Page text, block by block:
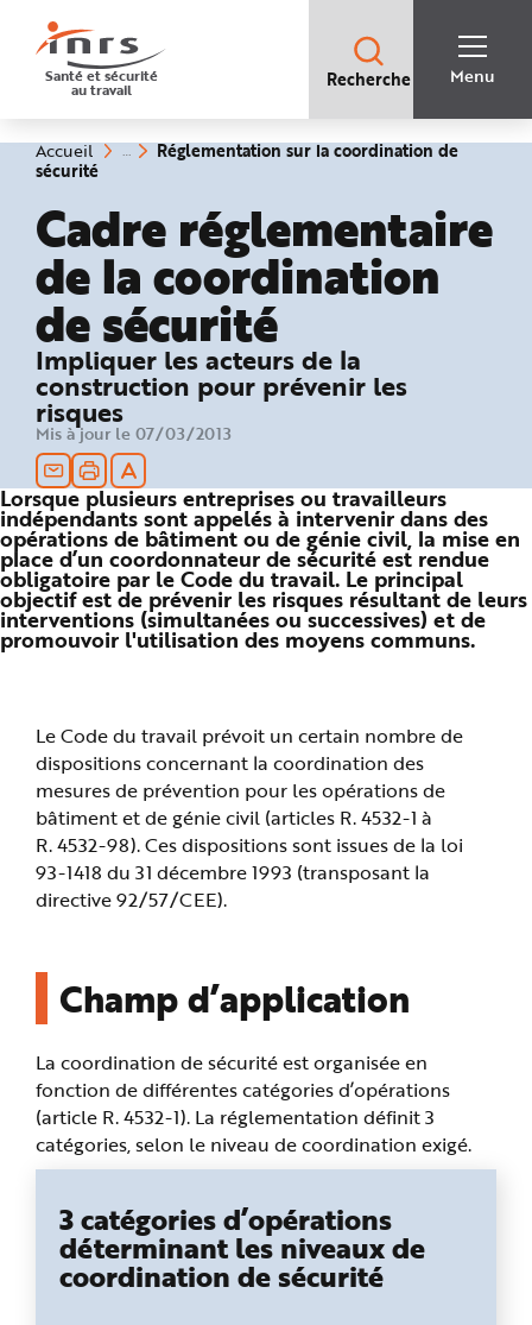
rapides
c
a
i
o
n
p
r
i
n
c
i
p
Santé et sécurité
au travail Recherche Menu
Vous
êtes
ici
Accueil
Réglementation sur la coordination de
sécurité(rubrique
Cadre réglementaire
de la coordination
de sécurité
Impliquer les acteurs de la
construction pour prévenir les
risques
Mis à jour le 07/03/2013
Lorsque plusieurs entreprises ou travailleurs
indépendants sont appelés à intervenir dans des
opérations de bâtiment ou de génie civil, la mise en
place d’un coordonnateur de sécurité est rendue
obligatoire par le Code du travail. Le principal
objectif est de prévenir les risques résultant de leurs
interventions (simultanées ou successives) et de
promouvoir l'utilisation des moyens communs.
Le Code du travail prévoit un certain nombre de
dispositions concernant la coordination des
mesures de prévention pour les opérations de
bâtiment et de génie civil (articles R. 4532-1 à
R. 4532-98). Ces dispositions sont issues de la loi
93-1418 du 31 décembre 1993 (transposant la
directive 92/57/CEE).
Champ d’application
La coordination de sécurité est organisée en
fonction de différentes catégories d’opérations
(article R. 4532-1). La réglementation définit 3
catégories, selon le niveau de coordination exigé.
3 catégories d’opérations
déterminant les niveaux de
coordination de sécurité